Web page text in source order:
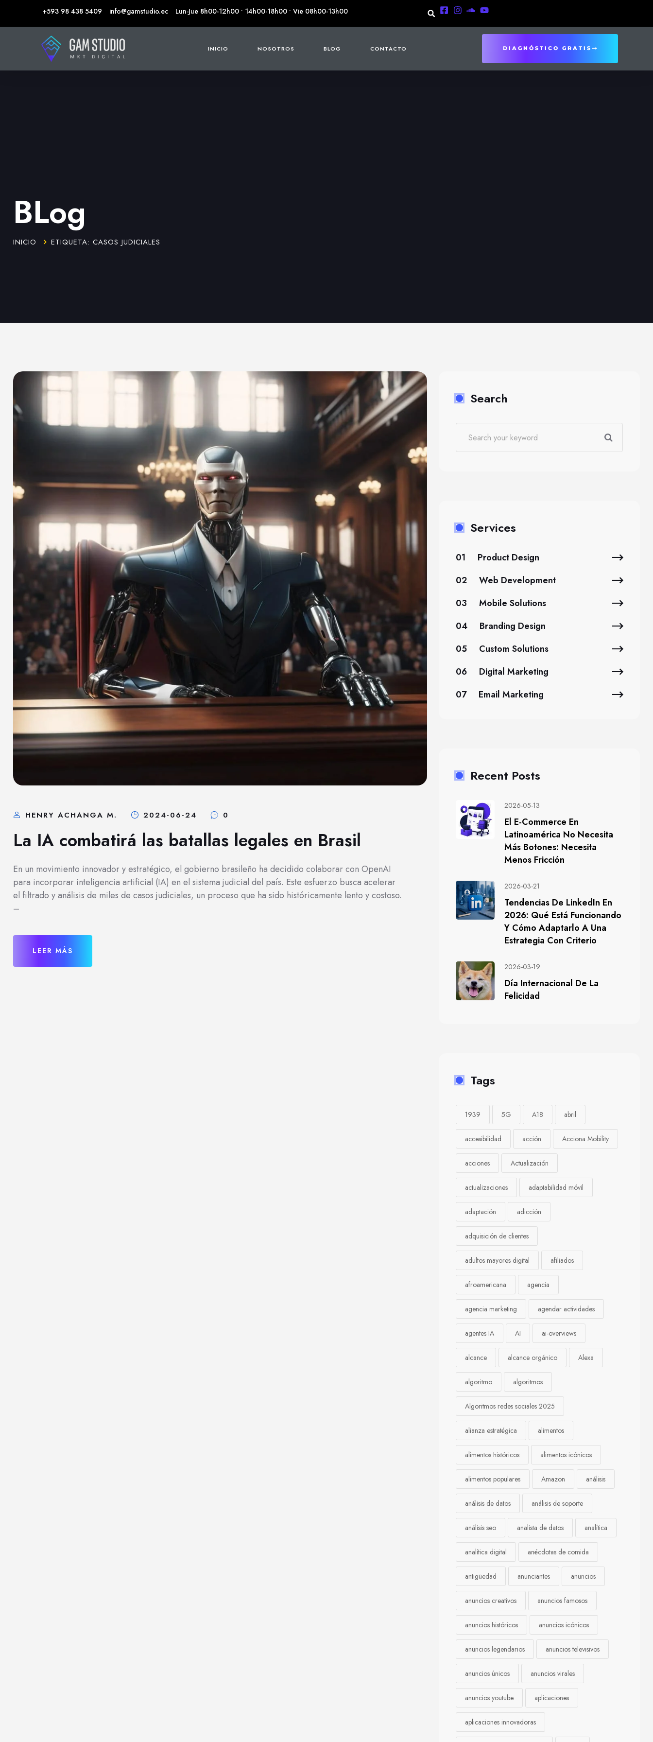
+593 98 438 5409 info@gamstudio.ec Lun-Jue 8h00-12h00 • 14h00-18h00 • Vie 08h00-13h00
INICIO NOSOTROS BLOG CONTACTO DIAGNÓSTICO GRATIS
BLog
INICIO ETIQUETA: CASOS JUDICIALES
HENRY ACHANGA M. 2024-06-24 0
La IA combatirá las batallas legales en Brasil
En un movimiento innovador y estratégico, el gobierno brasileño ha decidido colaborar con OpenAI
para incorporar inteligencia artificial (IA) en el sistema judicial del país. Este esfuerzo busca acelerar
el filtrado y análisis de miles de casos judiciales, un proceso que ha sido históricamente lento y costoso.
–
LEER MÁS
Search
Services
01
Product Design
02
Web Development
03
Mobile Solutions
04
Branding Design
05
Custom Solutions
06
Digital Marketing
07
Email Marketing
Recent Posts
2026-05-13
El E-Commerce En
Latinoamérica No Necesita
Más Botones: Necesita
Menos Fricción
2026-03-21
Tendencias De LinkedIn En
2026: Qué Está Funcionando
Y Cómo Adaptarlo A Una
Estrategia Con Criterio
2026-03-19
Día Internacional De La
Felicidad
Tags
1939 5G A18 abril
accesibilidad acción Acciona Mobility
acciones Actualización
actualizaciones adaptabilidad móvil
adaptación adicción
adquisición de clientes
adultos mayores digital afiliados
afroamericana agencia
agencia marketing agendar actividades
agentes IA AI ai-overviews
alcance alcance orgánico Alexa
algoritmo algoritmos
Algoritmos redes sociales 2025
alianza estratégica alimentos
alimentos históricos alimentos icónicos
alimentos populares Amazon análisis
análisis de datos análisis de soporte
análisis seo analista de datos analítica
analítica digital anécdotas de comida
antigüedad anunciantes anuncios
anuncios creativos anuncios famosos
anuncios históricos anuncios icónicos
anuncios legendarios anuncios televisivos
anuncios únicos anuncios virales
anuncios youtube aplicaciones
aplicaciones innovadoras